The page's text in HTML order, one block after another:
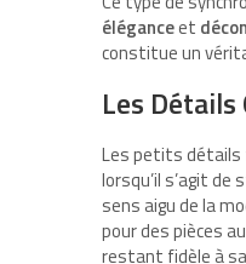
éléganceet
constitue un
Les
Les petits
lorsqu’il s’agit de
sens aigu de la
pour des pièces
restant fidèle à